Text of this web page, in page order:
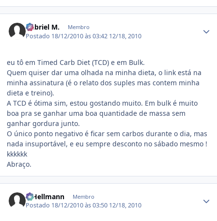
Gabriel M. Membro
Postado 18/12/2010 às 03:42 12/18, 2010
eu tô em Timed Carb Diet (TCD) e em Bulk.
Quem quiser dar uma olhada na minha dieta, o link está na
minha assinatura (é o relato dos suples mas contem minha
dieta e treino).
A TCD é ótima sim, estou gostando muito. Em bulk é muito
boa pra se ganhar uma boa quantidade de massa sem
ganhar gordura junto.
O único ponto negativo é ficar sem carbos durante o dia, mas
nada insuportável, e eu sempre desconto no sábado mesmo !
kkkkkk
Abraço.
R.Hellmann Membro
Postado 18/12/2010 às 03:50 12/18, 2010